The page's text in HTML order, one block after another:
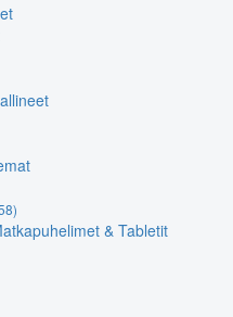
& Tabletit